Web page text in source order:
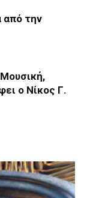
από την
ο Νίκος Γ.